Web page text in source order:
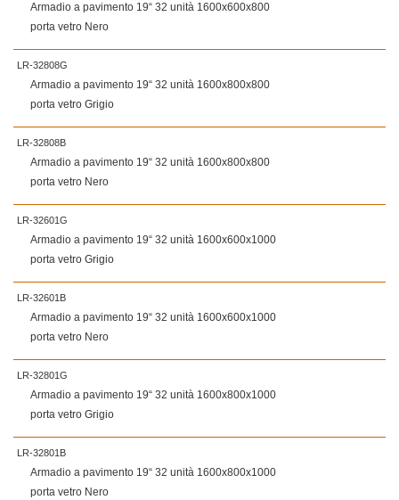
Armadio a pavimento 19“ 32 unità 1600x600x800
porta vetro Nero
LR-32808G
Armadio a pavimento 19“ 32 unità 1600x800x800
porta vetro Grigio
LR-32808B
Armadio a pavimento 19“ 32 unità 1600x800x800
porta vetro Nero
LR-32601G
Armadio a pavimento 19“ 32 unità 1600x600x1000
porta vetro Grigio
LR-32601B
Armadio a pavimento 19“ 32 unità 1600x600x1000
porta vetro Nero
LR-32801G
Armadio a pavimento 19“ 32 unità 1600x800x1000
porta vetro Grigio
LR-32801B
Armadio a pavimento 19“ 32 unità 1600x800x1000
porta vetro Nero